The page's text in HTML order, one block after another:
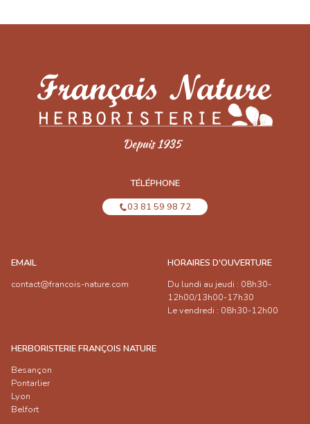
TÉLÉPHONE
03 81 59 98 72
EMAIL
contact@francois-nature.com
HORAIRES D'OUVERTURE
Du lundi au jeudi : 08h30-
12h00/13h00-17h30
Le vendredi : 08h30-12h00
HERBORISTERIE FRANÇOIS NATURE
Besançon
Pontarlier
Lyon
Belfort